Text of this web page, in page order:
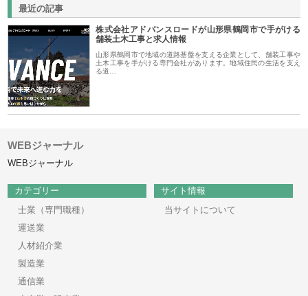
最近の記事
株式会社アドバンスロードが山形県鶴岡市で手がける
舗装土木工事と求人情報
山形県鶴岡市で地域の道路基盤を支える企業として、舗装工事や
土木工事を手がける専門会社があります。地域住民の生活を支え
る道…
WEBジャーナル
WEBジャーナル
カテゴリー
士業（専門職種）
運送業
人材紹介業
製造業
通信業
サイト情報
当サイトについて